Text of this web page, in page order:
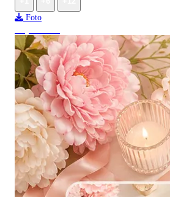
Foto